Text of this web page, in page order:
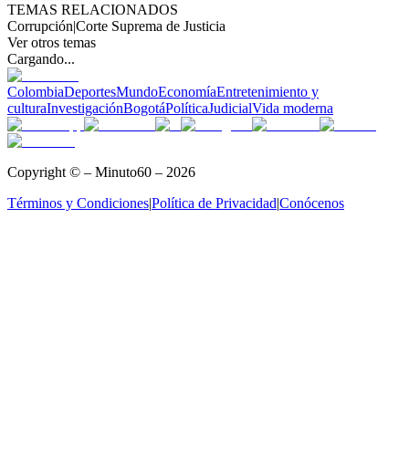
TEMAS RELACIONADOS
Corrupción|Corte Suprema de Justicia
Ver otros temas
Cargando...
ColombiaDeportesMundoEconomíaEntretenimiento y
culturaInvestigaciónBogotáPolíticaJudicialVida moderna
Copyright © – Minuto60 – 2026
Términos y Condiciones|Política de Privacidad|Conócenos